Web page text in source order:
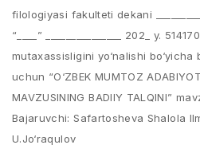
filologiyasi fakulteti dekani
“____” _______________ 202_ y.
mutaxassisligini yo‘nalishi
uchun “O‘ZBEK MUMTOZ
MAVZUSINING BADIIY TALQINI”
Bajaruvchi: Safartosheva Shalola
U.Jo‘raqulov